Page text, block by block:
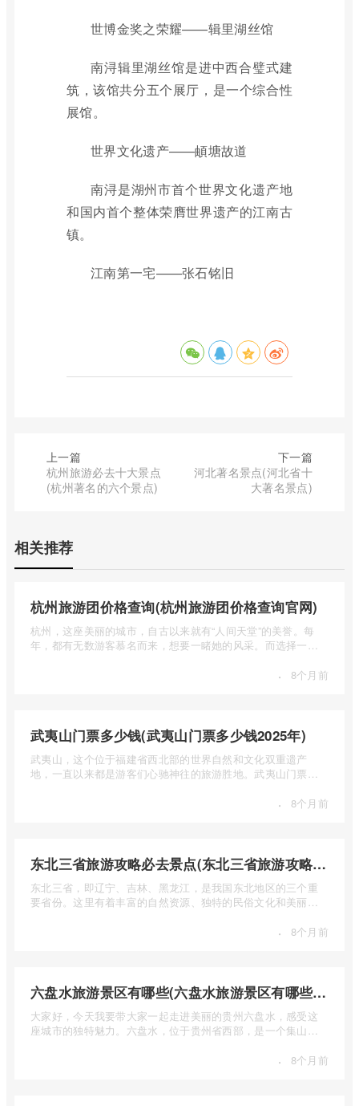
世博金奖之荣耀——辑里湖丝馆
南浔辑里湖丝馆是进中西合璧式建
筑，该馆共分五个展厅，是一个综合性
展馆。
世界文化遗产——頔塘故道
南浔是湖州市首个世界文化遗产地
和国内首个整体荣膺世界遗产的江南古
镇。
江南第一宅——张石铭旧
上一篇
杭州旅游必去十大景点
(杭州著名的六个景点)
下一篇
河北著名景点(河北省十
大著名景点)
相关推荐
杭州旅游团价格查询(杭州旅游团价格查询官网)
杭州，这座美丽的城市，自古以来就有“人间天堂”的美誉。每
年，都有无数游客慕名而来，想要一睹她的风采。而选择一个
· 8个月前
武夷山门票多少钱(武夷山门票多少钱2025年)
武夷山，这个位于福建省西北部的世界自然和文化双重遗产
地，一直以来都是游客们心驰神往的旅游胜地。武夷山门票多
· 8个月前
东北三省旅游攻略必去景点(东北三省旅游攻略必去景点视频介绍)
东北三省，即辽宁、吉林、黑龙江，是我国东北地区的三个重
要省份。这里有着丰富的自然资源、独特的民俗文化和美丽的
· 8个月前
六盘水旅游景区有哪些(六盘水旅游景区有哪些景点值得去)
大家好，今天我要带大家一起走进美丽的贵州六盘水，感受这
座城市的独特魅力。六盘水，位于贵州省西部，是一个集山水
· 8个月前